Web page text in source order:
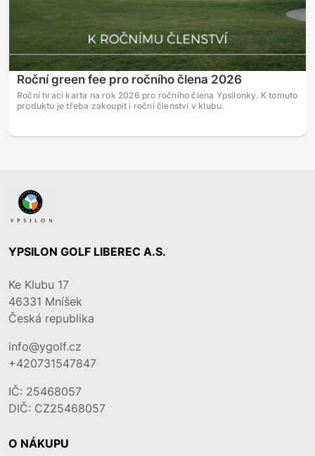
Roční green fee pro ročního člena 2026
Roční hrací karta na rok 2026 pro ročního člena Ypsilonky. K tomuto
produktu je třeba zakoupit i roční členství v klubu.
YPSILON GOLF LIBEREC A.S.
Ke Klubu 17
46331 Mníšek
Česká republika
info@ygolf.cz
+420731547847
IČ: 25468057
DIČ: CZ25468057
O NÁKUPU